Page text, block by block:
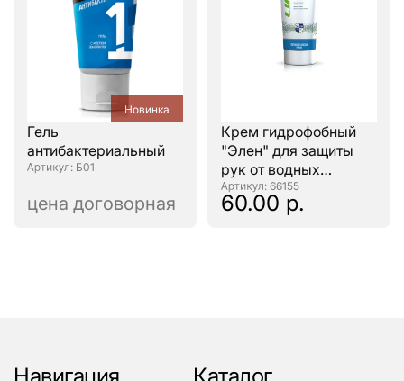
Новинка
Гель
антибактериальный
: Б01
цена договорная
Крем гидрофобный
"Элен" для защиты
рук от водных
растворов, 100мл.
: 66155
60.00 р.